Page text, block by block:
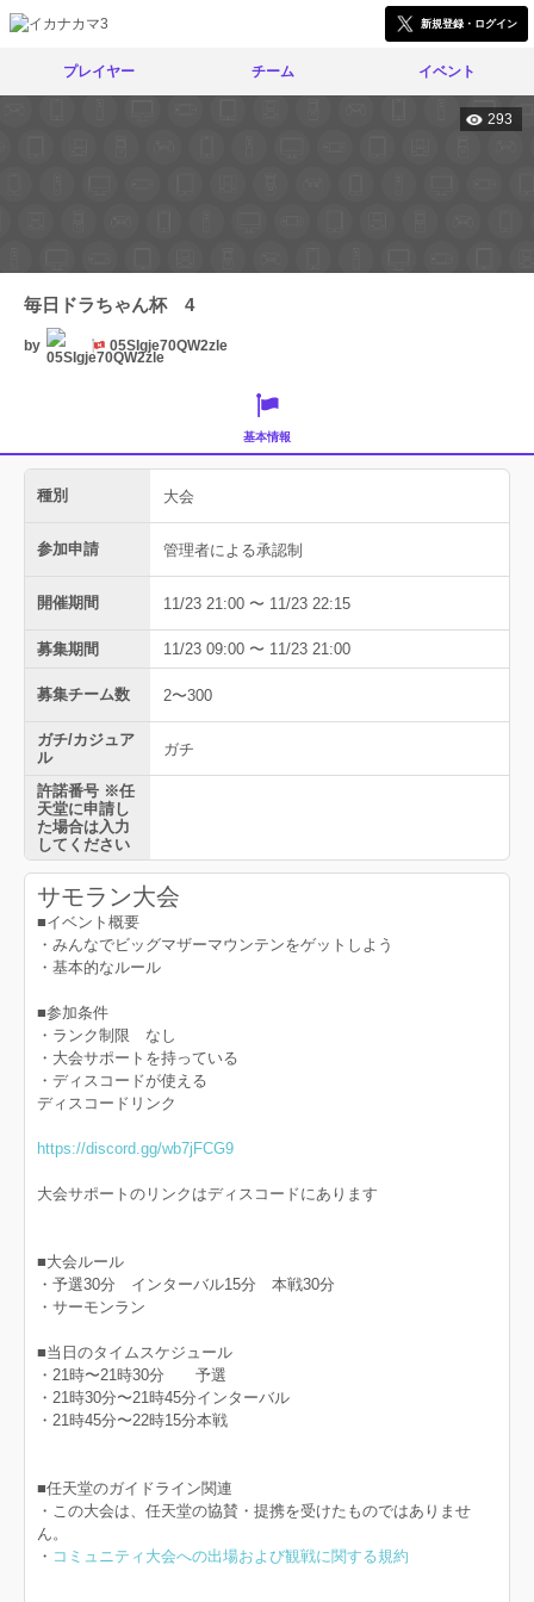
新規登録・ログイン
プレイヤー チーム イベント
293
毎日ドラちゃん杯 4
by 05SIgje70QW2zle
基本情報
種別 大会
参加申請 管理者による承認制
開催期間 11/23 21:00 〜 11/23 22:15
募集期間 11/23 09:00 〜 11/23 21:00
募集チーム数 2〜300
ガチ/カジュア
ル
ガチ
許諾番号 ※任
天堂に申請し
た場合は入力
してください
サモラン大会
■イベント概要
・みんなでビッグマザーマウンテンをゲットしよう
・基本的なルール
■参加条件
・ランク制限 なし
・大会サポートを持っている
・ディスコードが使える
ディスコードリンク
https://discord.gg/wb7jFCG9
大会サポートのリンクはディスコードにあります
■大会ルール
・予選30分 インターバル15分 本戦30分
・サーモンラン
■当日のタイムスケジュール
・21時〜21時30分 予選
・21時30分〜21時45分インターバル
・21時45分〜22時15分本戦
■任天堂のガイドライン関連
・この大会は、任天堂の協賛・提携を受けたものではありませ
ん。
・ コミュニティ大会への出場および観戦に関する規約